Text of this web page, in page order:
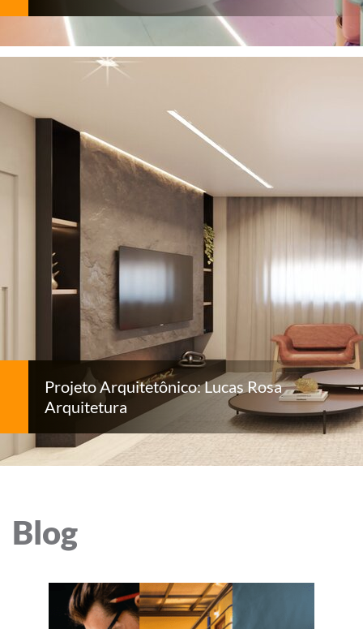
Projeto Arquitetônico: Lucas Rosa
Arquitetura
Blog